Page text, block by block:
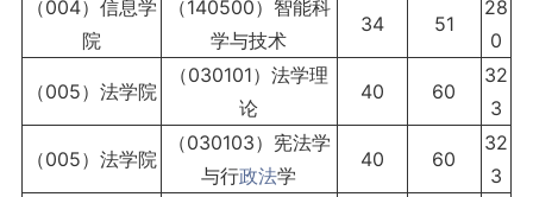
（004）信息学
院
（140500）智能科
学与技术
34 51
28
0
（005）法学院
（030101）法学理
论
40 60
32
3
（005）法学院
（030103）宪法学
与行政法学
40 60
32
3